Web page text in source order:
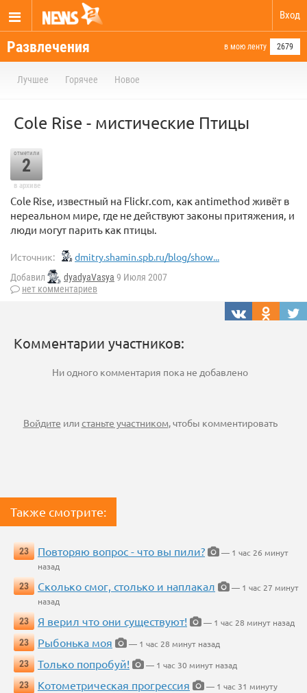
Вход
Развлечения в мою ленту 2679
Лучшее Горячее Новое
Cole Rise - мистические Птицы
отметили
2
в архиве
Cole Rise, известный на Flickr.com, как antimethod живёт в
нереальном мире, где не действуют законы притяжения, и
люди могут парить как птицы.
Источник: dmitry.shamin.spb.ru/blog/show...
Добавил dyadyaVasya 9 Июля 2007
нет комментариев
Комментарии участников:
Ни одного комментария пока не добавлено
Войдите илистаньте участником, чтобы комментировать
Также смотрите:
23 Повторяю вопрос - что вы пили?
— 1 час 26 минут
назад
23
Сколько смог, столько и наплакал
— 1 час 27 минут
назад
23
Я верил что они существуют!
— 1 час 28 минут назад
23
Рыбонька моя
— 1 час 28 минут назад
23
Только попробуй!
— 1 час 30 минут назад
23
Котометрическая прогрессия
— 1 час 31 минуту